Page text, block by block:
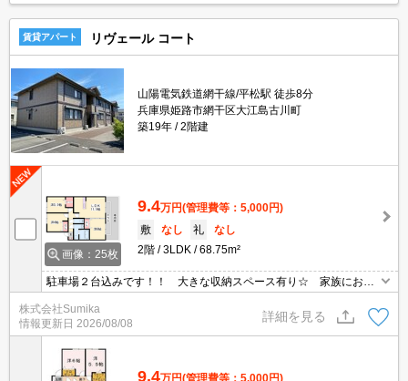
賃貸アパート リヴェール コート
山陽電気鉄道網干線/平松駅 徒歩8分
兵庫県姫路市網干区大江島古川町
築19年
2階建
画像：25枚
9.4万円(管理費等：5,000円)
敷
なし 礼
なし
2階
3LDK 68.75m²
駐車場２台込みです！！ 大きな収納スペース有り☆ 家族におす
すめ物件♪
株式会社Sumika
情報更新日 2026/08/08
詳細を見る
9.4万円(管理費等：5,000円)